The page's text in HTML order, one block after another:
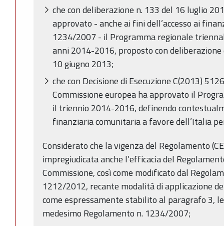
che con deliberazione n. 133 del 16 luglio
approvato - anche ai fini dell’accesso ai
1234/2007 - il Programma regionale
anni 2014-2016, proposto con
10 giugno 2013;
che con Decisione di Esecuzione C(2013)
Commissione europea ha approvato il
il triennio 2014-2016, definendo
finanziaria comunitaria a favore dell’Italia
Considerato che la vigenza del Regolamento
impregiudicata anche l’efficacia del
Commissione, così come modificato dal
1212/2012, recante modalità di applicazione
come espressamente stabilito al paragrafo 3,
medesimo Regolamento n. 1234/2007;